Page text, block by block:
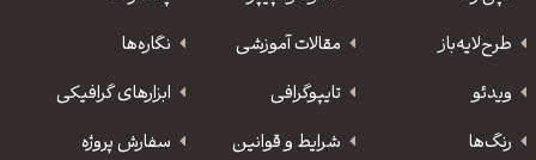
طرح‌لایه‌باز
مقالات آموزشی
نگاره‌ها
ویدئو
‌تایپوگرافی
ابزارهای گرافیکی
رنگ‌ها
شرایط و قوانین
سفارش پروژه